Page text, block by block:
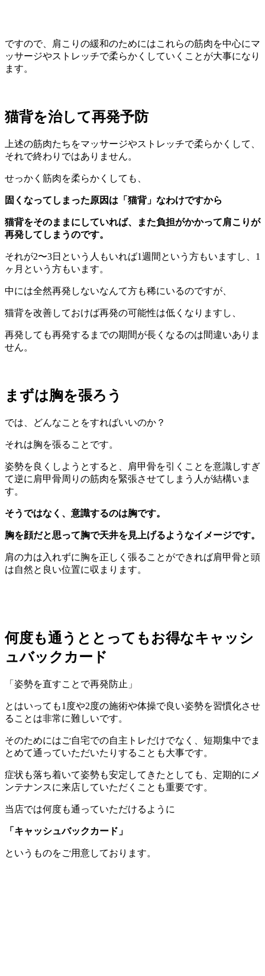
ですので、肩こりの緩和のためにはこれらの筋肉を中心にマ
ッサージやストレッチで柔らかくしていくことが大事になり
ます。
猫背を治して再発予防
上述の筋肉たちをマッサージやストレッチで柔らかくして、
それで終わりではありません。
せっかく筋肉を柔らかくしても、
固くなってしまった原因は「猫背」なわけですから
猫背をそのままにしていれば、また負担がかかって肩こりが
再発してしまうのです。
それが2〜3日という人もいれば1週間という方もいますし、1
ヶ月という方もいます。
中には全然再発しないなんて方も稀にいるのですが、
猫背を改善しておけば再発の可能性は低くなりますし、
再発しても再発するまでの期間が長くなるのは間違いありま
せん。
まずは胸を張ろう
では、どんなことをすればいいのか？
それは胸を張ることです。
姿勢を良くしようとすると、肩甲骨を引くことを意識しすぎ
て逆に肩甲骨周りの筋肉を緊張させてしまう人が結構いま
す。
そうではなく、意識するのは胸です。
胸を顔だと思って胸で天井を見上げるようなイメージです。
肩の力は入れずに胸を正しく張ることができれば肩甲骨と頭
は自然と良い位置に収まります。
何度も通うととってもお得なキャッシ
ュバックカード
「姿勢を直すことで再発防止」
とはいっても1度や2度の施術や体操で良い姿勢を習慣化させ
ることは非常に難しいです。
そのためにはご自宅での自主トレだけでなく、短期集中でま
とめて通っていただいたりすることも大事です。
症状も落ち着いて姿勢も安定してきたとしても、定期的にメ
ンテナンスに来店していただくことも重要です。
当店では何度も通っていただけるように
「キャッシュバックカード」
というものをご用意しております。